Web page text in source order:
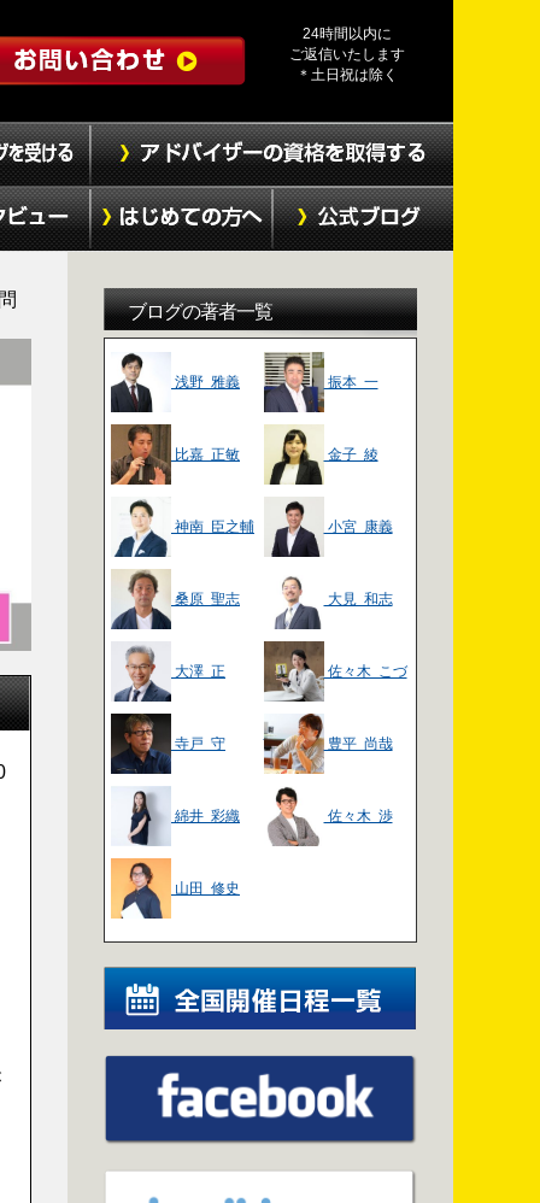
24時間以内に
ご返信いたします
＊土日祝は除く
ブログの著者一覧
浅野 雅義 振本 一
比嘉 正敏 金子 綾
神南 臣之輔 小宮 康義
桑原 聖志 大見 和志
大澤 正 佐々木 こづ
え
寺戸 守 豊平 尚哉
綿井 彩織 佐々木 渉
山田 修史